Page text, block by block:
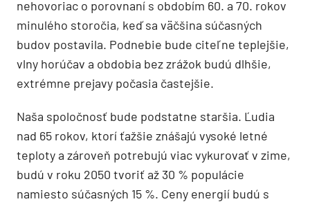
nehovoriac o porovnaní s obdobím 60. a 70. rokov
minulého storočia, keď sa väčšina súčasných
budov postavila. Podnebie bude citeľne teplejšie,
vlny horúčav a obdobia bez zrážok budú dlhšie,
extrémne prejavy počasia častejšie.
Naša spoločnosť bude podstatne staršia. Ľudia
nad 65 rokov, ktorí ťažšie znášajú vysoké letné
teploty a zároveň potrebujú viac vykurovať v zime,
budú v roku 2050 tvoriť až 30 % populácie
namiesto súčasných 15 %. Ceny energií budú s